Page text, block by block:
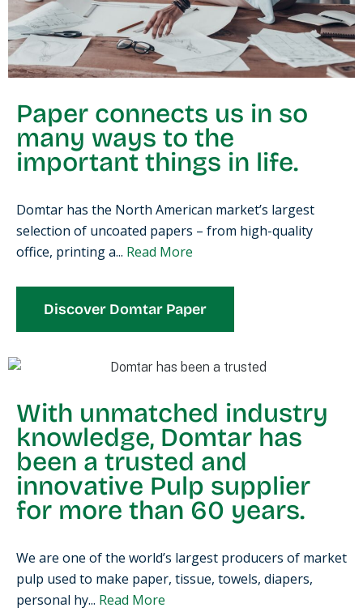
Paper connects us in so
many ways to the
important things in life.
Domtar has the North American market’s largest
selection of uncoated papers – from high-quality
office, printing a... Read More
Discover Domtar Paper
With unmatched industry
knowledge, Domtar has
been a trusted and
innovative Pulp supplier
for more than 60 years.
We are one of the world’s largest producers of market
pulp used to make paper, tissue, towels, diapers,
personal hy... Read More